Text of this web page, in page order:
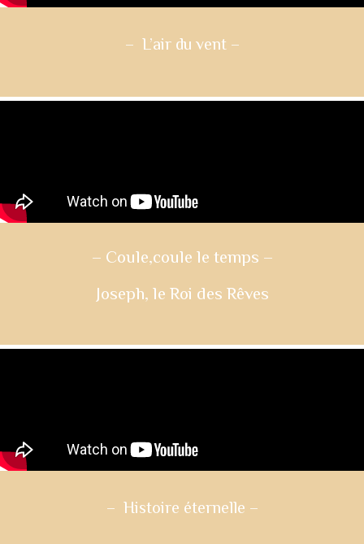
– L’air du vent –
– Coule,coule le temps –
Joseph, le Roi des Rêves
– Histoire éternelle –